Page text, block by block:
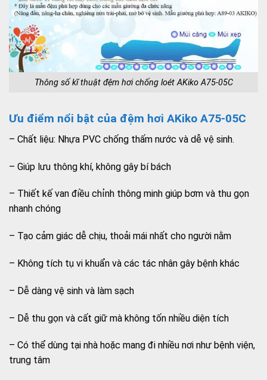
Thông số kĩ thuật đệm hơi chống loét AKiko A75-05C
Ưu điểm nổi bật của đệm hơi AKiko A75-05C
– Chất liệu: Nhựa PVC chống thấm nước và dễ vệ sinh.
– Giúp lưu thông khí, không gây bí bách
– Thiết kế van điều chỉnh thông minh giúp bơm và thu gọn
nhanh chóng
– Tạo cảm giác dễ chịu, thoải mái nhất cho người nằm
– Không tích tụ vi khuẩn và các tác nhân gây bệnh khác
– Dễ dàng vệ sinh và làm sạch
– Dễ thu gọn và cất giữ mà không tốn nhiều diện tích
– Có thể dùng tại nhà hoặc mang đi nhiều nơi như bệnh viện,
trung tâm